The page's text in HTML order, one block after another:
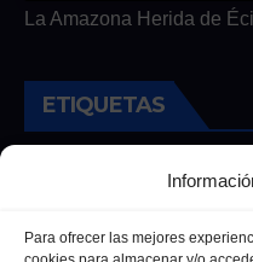
Para ofrecer las mejores
La Amazona Herida de
ETIQUETAS
Andalucía